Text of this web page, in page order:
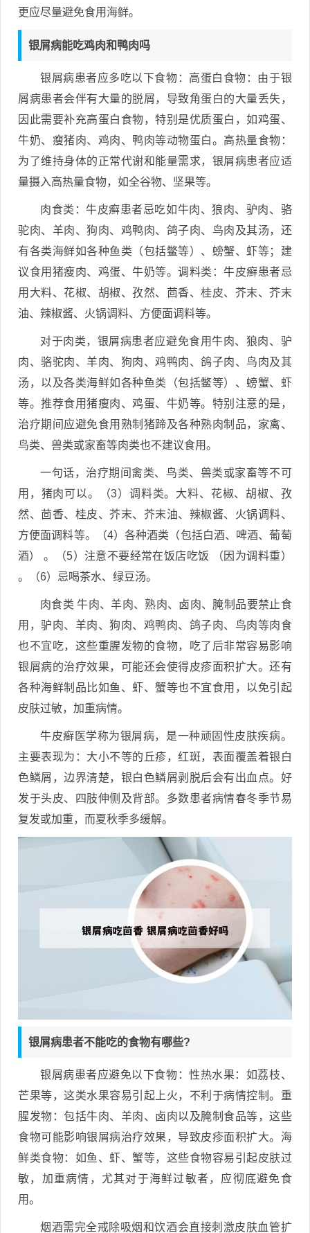
更应尽量避免食用海鲜。
银屑病能吃鸡肉和鸭肉吗
银屑病患者应多吃以下食物：高蛋白食物：由于银
屑病患者会伴有大量的脱屑，导致角蛋白的大量丢失，
因此需要补充高蛋白食物，特别是优质蛋白，如鸡蛋、
牛奶、瘦猪肉、鸡肉、鸭肉等动物蛋白。高热量食物：
为了维持身体的正常代谢和能量需求，银屑病患者应适
量摄入高热量食物，如全谷物、坚果等。
肉食类：牛皮癣患者忌吃如牛肉、狼肉、驴肉、骆
驼肉、羊肉、狗肉、鸡鸭肉、鸽子肉、鸟肉及其汤，还
有各类海鲜如各种鱼类（包括鳖等）、螃蟹、虾等；建
议食用猪瘦肉、鸡蛋、牛奶等。调料类：牛皮癣患者忌
用大料、花椒、胡椒、孜然、茴香、桂皮、芥末、芥末
油、辣椒酱、火锅调料、方便面调料等。
对于肉类，银屑病患者应避免食用牛肉、狼肉、驴
肉、骆驼肉、羊肉、狗肉、鸡鸭肉、鸽子肉、鸟肉及其
汤，以及各类海鲜如各种鱼类（包括鳖等）、螃蟹、虾
等。推荐食用猪瘦肉、鸡蛋、牛奶等。特别注意的是，
治疗期间应避免食用熟制猪蹄及各种熟肉制品，家禽、
鸟类、兽类或家畜等肉类也不建议食用。
一句话，治疗期间禽类、鸟类、兽类或家畜等不可
用，猪肉可以。（3）调料类。大料、花椒、胡椒、孜
然、茴香、桂皮、芥末、芥末油、辣椒酱、火锅调料、
方便面调料等。（4）各种酒类（包括白酒、啤酒、葡萄
酒） 。（5）注意不要经常在饭店吃饭 （因为调料重）
。（6）忌喝茶水、绿豆汤。
肉食类 牛肉、羊肉、熟肉、卤肉、腌制品要禁止食
用，驴肉、羊肉、狗肉、鸡鸭肉、鸽子肉、鸟肉等肉食
也不宜吃，这些重腥发物的食物，吃了后非常容易影响
银屑病的治疗效果，可能还会使得皮疹面积扩大。还有
各种海鲜制品比如鱼、虾、蟹等也不宜食用，以免引起
皮肤过敏，加重病情。
牛皮癣医学称为银屑病，是一种顽固性皮肤疾病。
主要表现为：大小不等的丘疹，红斑，表面覆盖着银白
色鳞屑，边界清楚，银白色鳞屑剥脱后会有出血点。好
发于头皮、四肢伸侧及背部。多数患者病情春冬季节易
复发或加重，而夏秋季多缓解。
银屑病患者不能吃的食物有哪些?
银屑病患者应避免以下食物：性热水果：如荔枝、
芒果等，这类水果容易引起上火，不利于病情控制。重
腥发物：包括牛肉、羊肉、卤肉以及腌制食品等，这些
食物可能影响银屑病治疗效果，导致皮疹面积扩大。海
鲜类食物：如鱼、虾、蟹等，这些食物容易引起皮肤过
敏，加重病情，尤其对于海鲜过敏者，应彻底避免食
用。
烟酒需完全戒除吸烟和饮酒会直接刺激皮肤血管扩